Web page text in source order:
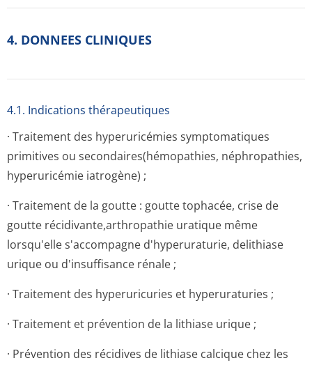
4. DONNEES CLINIQUES
4.1. Indications thérapeutiques
· Traitement des hyperuricémies symptomatiques
primitives ou secondaires(hé­mopathies, néphropathies,
hyperuricémie iatrogène) ;
· Traitement de la goutte : goutte tophacée, crise de
goutte récidivante,ar­thropathie uratique même
lorsqu'elle s'accompagne d'hyperuraturie, delithiase
urique ou d'insuffisance rénale ;
· Traitement des hyperuricuries et hyperuraturies ;
· Traitement et prévention de la lithiase urique ;
· Prévention des récidives de lithiase calcique chez les